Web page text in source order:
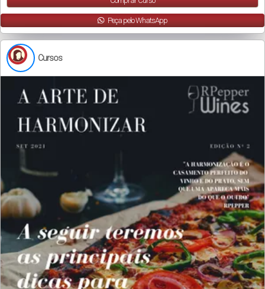
Peça pelo WhatsApp
Cursos